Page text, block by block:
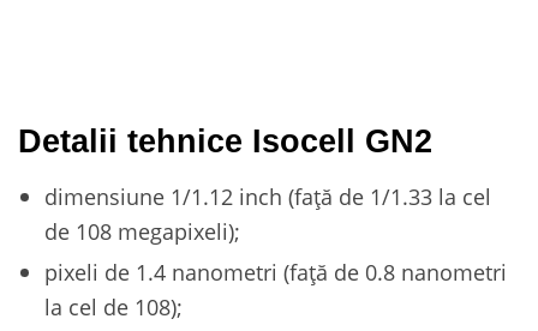
Detalii tehnice Isocell GN2
dimensiune 1/1.12 inch (față de 1/1.33 la cel
de 108 megapixeli);
pixeli de 1.4 nanometri (față de 0.8 nanometri
la cel de 108);